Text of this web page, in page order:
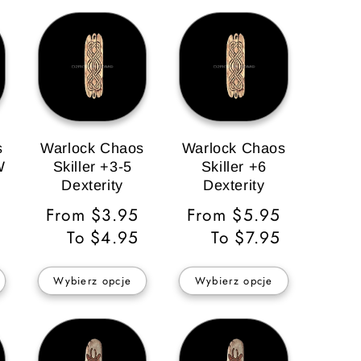
Warlock Chaos
Skiller +3-5
Dexterity
Cena
regularna
From $3.95
To $4.95
Wybierz opcje
Warlock Chaos
Skiller +6
Dexterity
Cena
regularna
From $5.95
To $7.95
Wybierz opcje